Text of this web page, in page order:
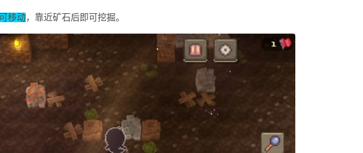
移动，靠近矿石后即可挖掘。